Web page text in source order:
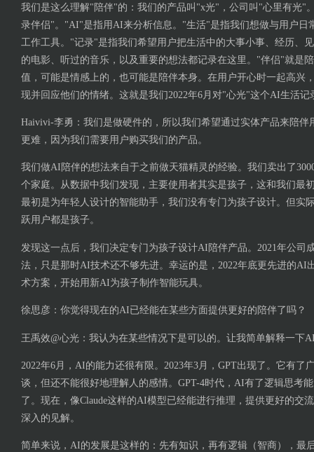
我们是这么理解"陪伴"的：我们的产品叫"x光"，公司叫"心里有光"
录伴侣"。"AI"是指用AI来分析信息。"生活"是指我们想做与用户日
工作工具。"记录"是指我们希望用户把生活中的大事小事、经历、
的电影、听过的音乐，以及重要的想法都记录在这里。"伴侣"就是
值，可能是情感上的，也可能是陪伴本身。在用户开心时一起高兴
现并回应他们的情绪。这就是我们2022年6月对"心光"这个AI生活记
Haivivi-李勇：我们是做硬件的，所以我们希望通过实体产品来陪伴
更难，因为我们需要用户购买我们的产品。
我们做AI陪伴的想法来自于之前做天猫精灵的经验。我们卖出了
个家庭。从数据中我们发现，主要使用者其实是孩子，这和我们最
最初是为年轻人设计的智能助手，我们没有专门为孩子设计。但实
跃用户都是孩子。
发现这一点后，我们决定专门为孩子设计AI陪伴产品。2021年公司
法，只是那时AI技术还不够先进。幸运的是，2022年底更先进的AI
术方案，开始用新AI为孩子制作智能玩具。
徐思彦：你觉得现在的AI已经能在某些方面提供更好的陪伴了吗？
王禹效@心光：我认为在某些情况下是可以的。让我简单解释一下
2022年6月，AI的能力还很有限。2023年3月，GPT出现了。它有了
谈，但还不能很好地理解人的感情。GPT-4时代，AI有了逻辑思考
了。现在，像Claude这样的AI模型已经能进行推理，提供更好的交
深入的见解。
简单来说，AI的发展是这样的：先有知识，再有逻辑（智商），最